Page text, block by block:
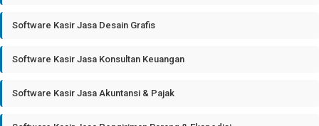
Software Kasir Jasa Desain Grafis
Software Kasir Jasa Konsultan Keuangan
Software Kasir Jasa Akuntansi & Pajak